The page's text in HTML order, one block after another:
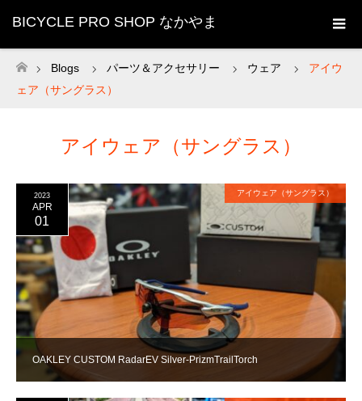
BICYCLE PRO SHOP なかやま
ホーム
Blogs パーツ＆アクセサリー ウェア
アイウ
ェア（サングラス）
アイウェア（サングラス）
OAKLEY CUSTOM RadarEV Silver-PrizmTrailTorch
2023
APR
01
アイウェア（サングラス）